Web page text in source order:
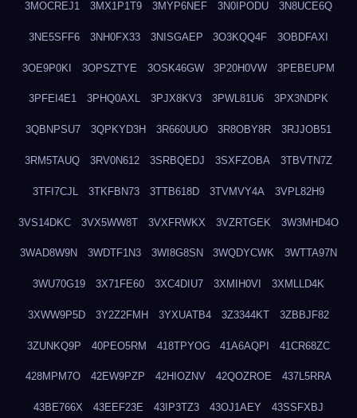
3MOCREJ1 3MX1P1T9 3MYP6NEF 3N0IPODU 3N8UCE6Q
3NE5SFF6 3NH0FX33 3NISGAEP 3O3KQQ4F 3OBDFAXI
3OE9P0KI 3OPSZTYE 3OSK46GW 3P20H0VW 3PEBEUPM
3PFEI4E1 3PHQ0AXL 3PJX8KV3 3PWL81U6 3PX3NDPK
3QBNPSU7 3QPKYD3H 3R660UUO 3R8OBY8R 3RJJOB51
3RM5TAUQ 3RV0N612 3SRBQEDJ 3SXFZOBA 3TBVTN7Z
3TFI7CJL 3TKFBN73 3TTB618D 3TVMVY4A 3VPL82H9
3VS14DKC 3VX5WW8T 3VXFRWKX 3VZRTGEK 3W3MHD4O
3WAD8W9N 3WDTF1N3 3WI8G8SN 3WQDYCWK 3WTTA97N
3WU70G19 3X71FE60 3XC4DIU7 3XMIH0VI 3XMLLD4K
3XWW9P5D 3Y2Z2FMH 3YXUATB4 3Z3344KT 3ZBBJF82
3ZUNKQ9P 40PEO5RM 418TPYOG 41A6AQPI 41CR68ZC
428MPM7O 42EW9PZP 42HIOZNV 42QOZROE 437L5RRA
43BE766X 43EEF23E 43IP3TZ3 43OJ1AEY 43SSFXBJ